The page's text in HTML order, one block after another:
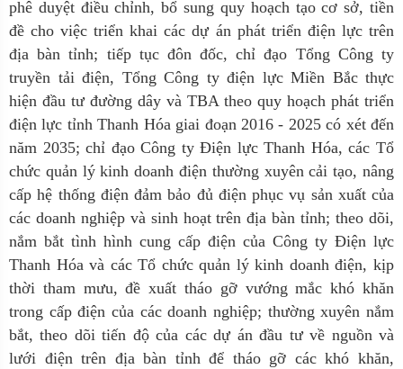
phê duyệt điều chỉnh, bổ sung quy hoạch tạo cơ sở, tiền
đề cho việc triển khai các dự án phát triển điện lực trên
địa bàn tỉnh; tiếp tục đôn đốc, chỉ đạo Tổng Công ty
truyền tải điện, Tổng Công ty điện lực Miền Bắc thực
hiện đầu tư đường dây và TBA theo quy hoạch phát triển
điện lực tỉnh Thanh Hóa giai đoạn 2016 - 2025 có xét đến
năm 2035; chỉ đạo Công ty Điện lực Thanh Hóa, các Tổ
chức quản lý kinh doanh điện thường xuyên cải tạo, nâng
cấp hệ thống điện đảm bảo đủ điện phục vụ sản xuất của
các doanh nghiệp và sinh hoạt trên địa bàn tỉnh; theo dõi,
nắm bắt tình hình cung cấp điện của Công ty Điện lực
Thanh Hóa và các Tổ chức quản lý kinh doanh điện, kịp
thời tham mưu, đề xuất tháo gỡ vướng mắc khó khăn
trong cấp điện của các doanh nghiệp; thường xuyên nắm
bắt, theo dõi tiến độ của các dự án đầu tư về nguồn và
lưới điện trên địa bàn tỉnh để tháo gỡ các khó khăn,